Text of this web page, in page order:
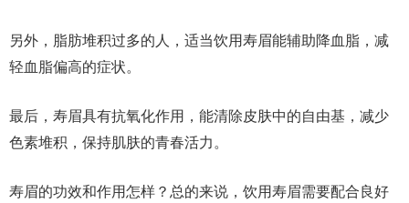
另外，脂肪堆积过多的人，适当饮用寿眉能辅助降血脂，减
轻血脂偏高的症状。
最后，寿眉具有抗氧化作用，能清除皮肤中的自由基，减少
色素堆积，保持肌肤的青春活力。
寿眉的功效和作用怎样？总的来说，饮用寿眉需要配合良好